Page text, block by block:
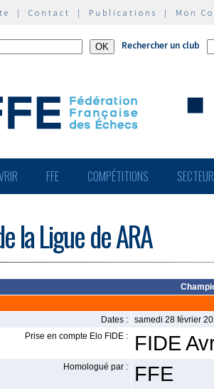
| Contact | Publications | Mon
Rechercher un club
FFE COMPÉTITIONS
la Ligue de ARA
Dates :
samedi 28 février
Prise en compte Elo FIDE :
FIDE
Homologué par : FFE